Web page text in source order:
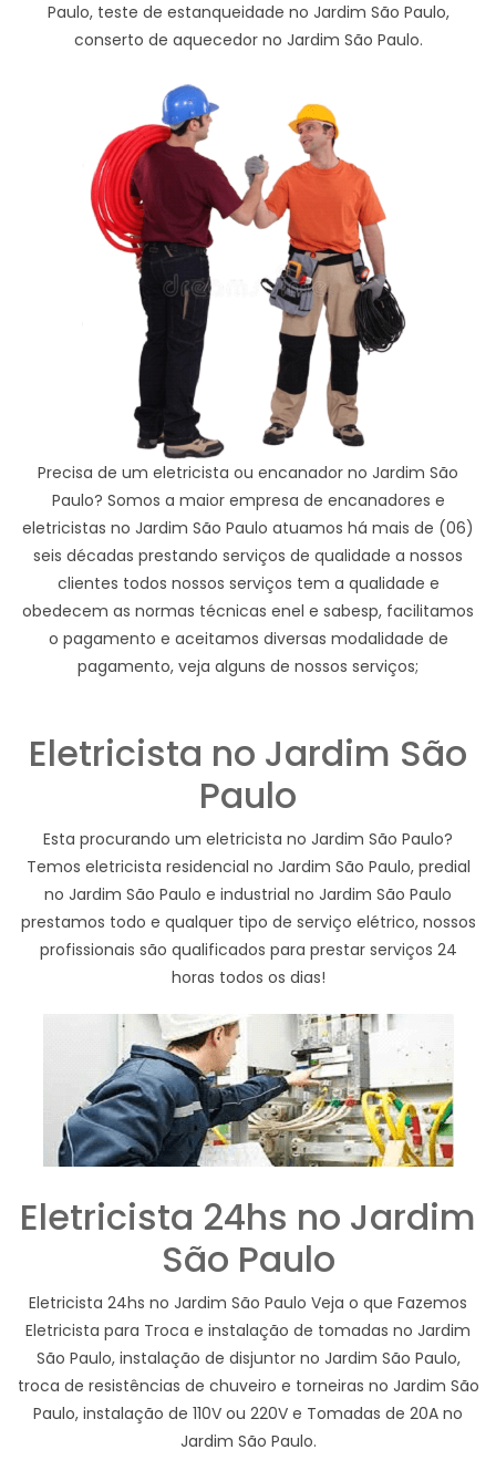
Paulo, teste de estanqueidade no Jardim São Paulo,
conserto de aquecedor no Jardim São Paulo.
Precisa de um eletricista ou encanador no Jardim São
Paulo? Somos a maior empresa de encanadores e
eletricistas no Jardim São Paulo atuamos há mais de (06)
seis décadas prestando serviços de qualidade a nossos
clientes todos nossos serviços tem a qualidade e
obedecem as normas técnicas enel e sabesp, facilitamos
o pagamento e aceitamos diversas modalidade de
pagamento, veja alguns de nossos serviços;
Eletricista no Jardim São
Paulo
Esta procurando um eletricista no Jardim São Paulo?
Temos eletricista residencial no Jardim São Paulo, predial
no Jardim São Paulo e industrial no Jardim São Paulo
prestamos todo e qualquer tipo de serviço elétrico, nossos
profissionais são qualificados para prestar serviços 24
horas todos os dias!
Eletricista 24hs no Jardim
São Paulo
Eletricista 24hs no Jardim São Paulo Veja o que Fazemos
Eletricista para Troca e instalação de tomadas no Jardim
São Paulo, instalação de disjuntor no Jardim São Paulo,
troca de resistências de chuveiro e torneiras no Jardim São
Paulo, instalação de 110V ou 220V e Tomadas de 20A no
Jardim São Paulo.